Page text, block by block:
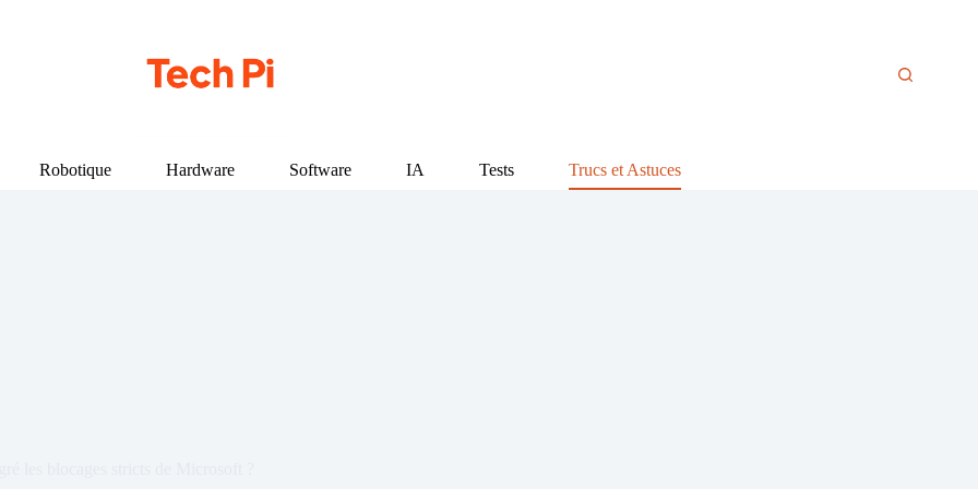
Robotique Hardware Software IA Tests Trucs et Astuces